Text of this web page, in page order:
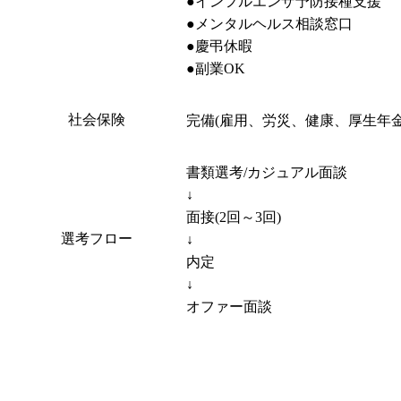
●メンタルヘルス相談窓口
●慶弔休暇
社会保険 完備(雇用、労災、健康、厚生年
選考フロー
書類選考/カジュアル面談
↓
面接(2回～3回)
↓
内定
↓
オファー面談